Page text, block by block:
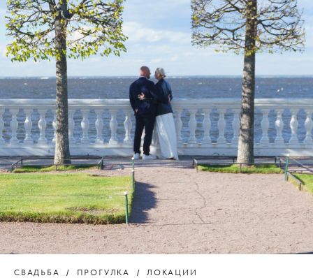
СВАДЬБА ПРОГУЛКА ЛОКАЦИИ